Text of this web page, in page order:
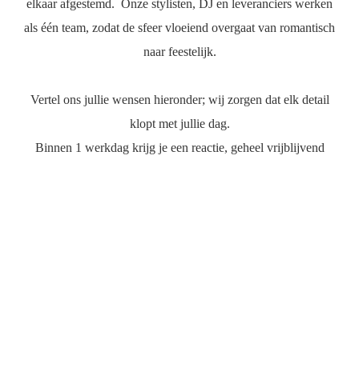
elkaar afgestemd. Onze stylisten, DJ en leveranciers werken
als één team, zodat de sfeer vloeiend overgaat van romantisch
naar feestelijk.
Vertel ons jullie wensen hieronder; wij zorgen dat elk detail
klopt met jullie dag.
Binnen 1 werkdag krijg je een reactie, geheel vrijblijvend